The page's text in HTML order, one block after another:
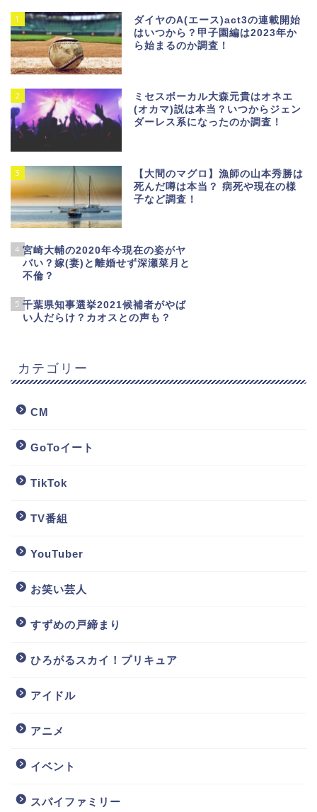
1
ダイヤのA(エース)act3の連載開始
はいつから？甲子園編は2023年か
ら始まるのか調査！
2
ミセスボーカル大森元貴はオネエ
(オカマ)説は本当？いつからジェン
ダーレス系になったのか調査！
3
【大間のマグロ】漁師の山本秀勝は
死んだ噂は本当？ 病死や現在の様
子など調査！
4 宮崎大輔の2020年今現在の姿がヤ
バい？嫁(妻)と離婚せず深瀬菜月と
不倫？
5 千葉県知事選挙2021候補者がやば
い人だらけ？カオスとの声も？
カテゴリー
CM
GoToイート
TikTok
TV番組
YouTuber
お笑い芸人
すずめの戸締まり
ひろがるスカイ！プリキュア
アイドル
アニメ
イベント
スパイファミリー